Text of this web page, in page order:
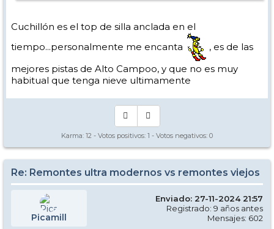
Cuchillón es el top de silla anclada en el
tiempo...personalmente me encanta
, es de las
mejores pistas de Alto Campoo, y que no es muy
habitual que tenga nieve ultimamente
Karma: 12 - Votos positivos: 1 - Votos negativos: 0
Re: Remontes ultra modernos vs remontes viejos
Picamill
Enviado: 27-11-2024 21:57
Registrado: 9 años antes
Mensajes: 602